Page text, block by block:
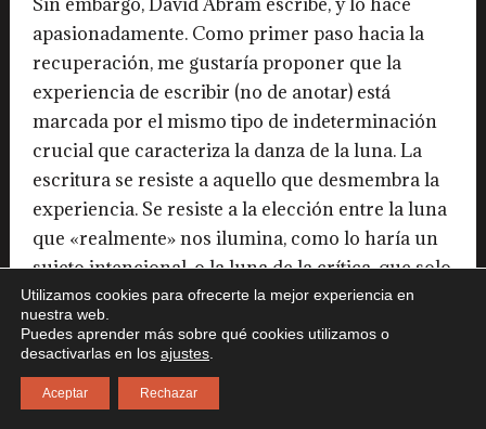
apasionadamente. Como primer paso hacia la
recuperación, me gustaría proponer que la
experiencia de escribir (no de anotar) está
marcada por el mismo tipo de indeterminación
crucial que caracteriza la danza de la luna. La
escritura se resiste a aquello que desmembra la
experiencia. Se resiste a la elección entre la luna
que «realmente» nos ilumina, como lo haría un
sujeto intencional, o la luna de la crítica, que solo
provocaría lo que «realmente» proviene de lo
humano.
Escribir es una experiencia de transformación
metamórfica. Nos hace sentir que las ideas no
Utilizamos cookies para ofrecerte la mejor experiencia en
nuestra web.
Puedes aprender más sobre qué cookies utilizamos o
desactivarlas en los ajustes
Aceptar Rechazar